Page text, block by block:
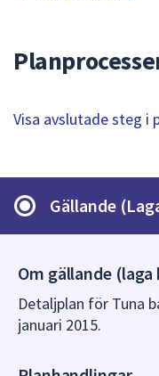
Visa avslutade steg i
Gällande
Om gällande
Detaljplan för Tuna
januari 2015.